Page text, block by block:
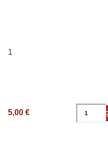
1
5,00 €